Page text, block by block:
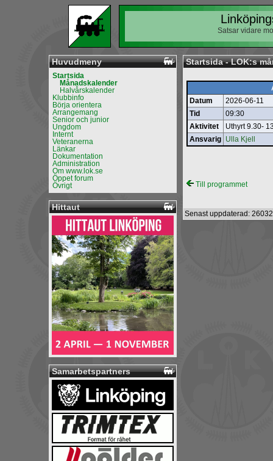
Satsar vidare
Huvudmeny
Startsida
Månadskalender
Halvårskalender
Klubbinfo
Börja orientera
Arrangemang
Senior och junior
Ungdom
Internt
Veteranerna
Länkar
Dokumentation
Administration
Om www.lok.se
Öppet forum
Övrigt
Hittaut
Samarbetspartners
Startsida - LOK:s
Datum
2026-06-11
Tid
09:30
Aktivitet
Uthyrt 9.30-
Ansvarig Ulla Kjell
Till programmet
Senast uppdaterad: